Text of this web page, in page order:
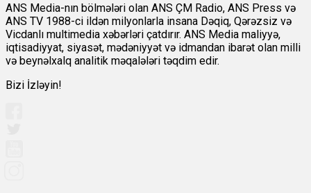
ANS Media-nın bölmələri olan ANS ÇM Radio, ANS Press və
ANS TV 1988-ci ildən milyonlarla insana Dəqiq, Qərəzsiz və
Vicdanlı multimedia xəbərləri çatdırır. ANS Media maliyyə,
iqtisadiyyat, siyasət, mədəniyyət və idmandan ibarət olan milli
və beynəlxalq analitik məqalələri təqdim edir.
Bizi İzləyin!